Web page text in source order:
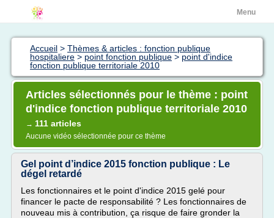
Menu
Accueil > Thèmes & articles : fonction publique
hospitaliere > point fonction publique > point d'indice
fonction publique territoriale 2010
Articles sélectionnés pour le thème : point
d'indice fonction publique territoriale 2010
→ 111 articles
Aucune vidéo sélectionnée pour ce thème
Gel point d’indice 2015 fonction publique : Le
dégel retardé
Les fonctionnaires et le point d'indice 2015 gelé pour
financer le pacte de responsabilité ? Les fonctionnaires de
nouveau mis à contribution, ça risque de faire gronder la